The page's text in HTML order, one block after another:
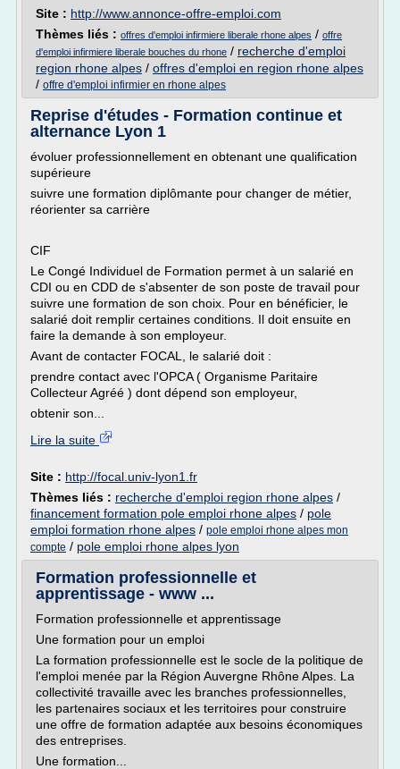
Site : http://www.annonce-offre-emploi.com
Thèmes liés : offres d'emploi infirmiere liberale rhone alpes / offre
d'emploi infirmiere liberale bouches du rhone / recherche d'emploi
region rhone alpes / offres d'emploi en region rhone alpes
/ offre d'emploi infirmier en rhone alpes
Reprise d'études - Formation continue et
alternance Lyon 1
évoluer professionnellement en obtenant une qualification
supérieure
suivre une formation diplômante pour changer de métier,
réorienter sa carrière
CIF
Le Congé Individuel de Formation permet à un salarié en
CDI ou en CDD de s'absenter de son poste de travail pour
suivre une formation de son choix. Pour en bénéficier, le
salarié doit remplir certaines conditions. Il doit ensuite en
faire la demande à son employeur.
Avant de contacter FOCAL, le salarié doit :
prendre contact avec l'OPCA ( Organisme Paritaire
Collecteur Agréé ) dont dépend son employeur,
obtenir son...
Lire la suite
Site : http://focal.univ-lyon1.fr
Thèmes liés : recherche d'emploi region rhone alpes /
financement formation pole emploi rhone alpes / pole
emploi formation rhone alpes / pole emploi rhone alpes mon
compte / pole emploi rhone alpes lyon
Formation professionnelle et
apprentissage - www ...
Formation professionnelle et apprentissage
Une formation pour un emploi
La formation professionnelle est le socle de la politique de
l'emploi menée par la Région Auvergne Rhône Alpes. La
collectivité travaille avec les branches professionnelles,
les partenaires sociaux et les territoires pour construire
une offre de formation adaptée aux besoins économiques
des entreprises.
Une formation...